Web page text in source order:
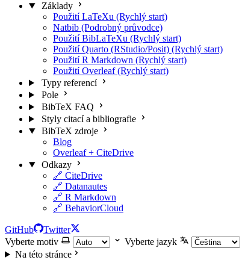
Základy
Použití LaTeXu (Rychlý start)
Natbib (Podrobný průvodce)
Použití BibLaTeXu (Rychlý start)
Použití Quarto (RStudio/Posit) (Rychlý start)
Použití R Markdown (Rychlý start)
Použití Overleaf (Rychlý start)
Typy referencí
Pole
BibTeX FAQ
Styly citací a bibliografie
BibTeX zdroje
Blog
Overleaf + CiteDrive
Odkazy
🔗 CiteDrive
🔗 Datanautes
🔗 R Markdown
🔗 BehaviorCloud
GitHub
Twitter
Vyberte motiv
Vyberte jazyk
Na této stránce